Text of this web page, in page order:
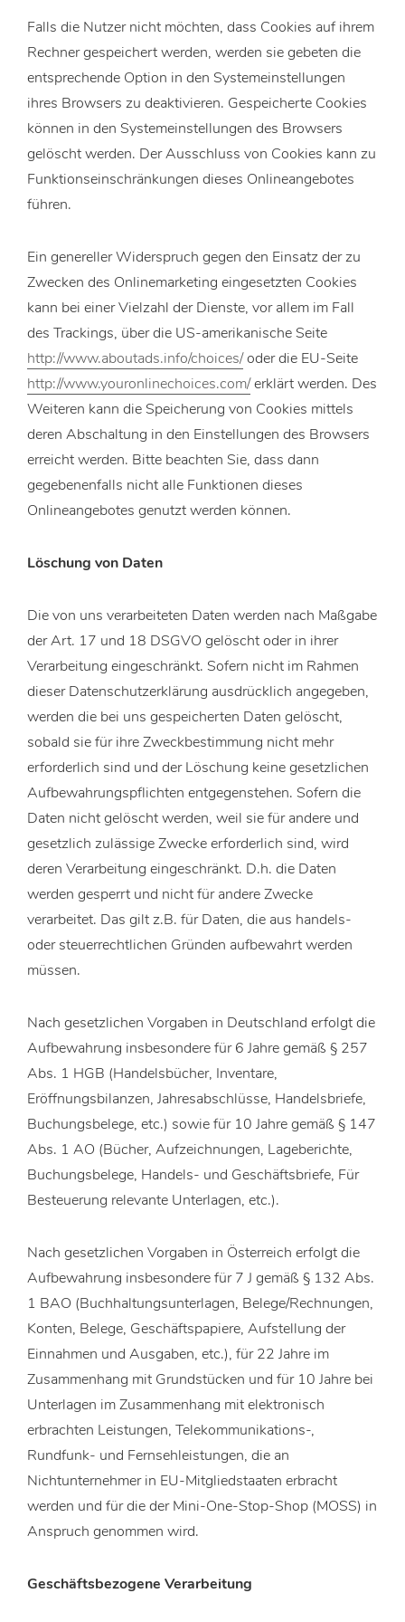
Falls die Nutzer nicht möchten, dass Cookies auf ihrem
Rechner gespeichert werden, werden sie gebeten die
entsprechende Option in den Systemeinstellungen
ihres Browsers zu deaktivieren. Gespeicherte Cookies
können in den Systemeinstellungen des Browsers
gelöscht werden. Der Ausschluss von Cookies kann zu
Funktionseinschränkungen dieses Onlineangebotes
führen.
Ein genereller Widerspruch gegen den Einsatz der zu
Zwecken des Onlinemarketing eingesetzten Cookies
kann bei einer Vielzahl der Dienste, vor allem im Fall
des Trackings, über die US-amerikanische Seite
http://www.aboutads.info/choices/oder die EU-Seite
http://www.youronlinechoices.com/erklärt werden. Des
Weiteren kann die Speicherung von Cookies mittels
deren Abschaltung in den Einstellungen des Browsers
erreicht werden. Bitte beachten Sie, dass dann
gegebenenfalls nicht alle Funktionen dieses
Onlineangebotes genutzt werden können.
Löschung von Daten
Die von uns verarbeiteten Daten werden nach Maßgabe
der Art. 17 und 18 DSGVO gelöscht oder in ihrer
Verarbeitung eingeschränkt. Sofern nicht im Rahmen
dieser Datenschutzerklärung ausdrücklich angegeben,
werden die bei uns gespeicherten Daten gelöscht,
sobald sie für ihre Zweckbestimmung nicht mehr
erforderlich sind und der Löschung keine gesetzlichen
Aufbewahrungspflichten entgegenstehen. Sofern die
Daten nicht gelöscht werden, weil sie für andere und
gesetzlich zulässige Zwecke erforderlich sind, wird
deren Verarbeitung eingeschränkt. D.h. die Daten
werden gesperrt und nicht für andere Zwecke
verarbeitet. Das gilt z.B. für Daten, die aus handels-
oder steuerrechtlichen Gründen aufbewahrt werden
müssen.
Nach gesetzlichen Vorgaben in Deutschland erfolgt die
Aufbewahrung insbesondere für 6 Jahre gemäß § 257
Abs. 1 HGB (Handelsbücher, Inventare,
Eröffnungsbilanzen, Jahresabschlüsse, Handelsbriefe,
Buchungsbelege, etc.) sowie für 10 Jahre gemäß § 147
Abs. 1 AO (Bücher, Aufzeichnungen, Lageberichte,
Buchungsbelege, Handels- und Geschäftsbriefe, Für
Besteuerung relevante Unterlagen, etc.).
Nach gesetzlichen Vorgaben in Österreich erfolgt die
Aufbewahrung insbesondere für 7 J gemäß § 132 Abs.
1 BAO (Buchhaltungsunterlagen, Belege/Rechnungen,
Konten, Belege, Geschäftspapiere, Aufstellung der
Einnahmen und Ausgaben, etc.), für 22 Jahre im
Zusammenhang mit Grundstücken und für 10 Jahre bei
Unterlagen im Zusammenhang mit elektronisch
erbrachten Leistungen, Telekommunikations-,
Rundfunk- und Fernsehleistungen, die an
Nichtunternehmer in EU-Mitgliedstaaten erbracht
werden und für die der Mini-One-Stop-Shop (MOSS) in
Anspruch genommen wird.
Geschäftsbezogene Verarbeitung